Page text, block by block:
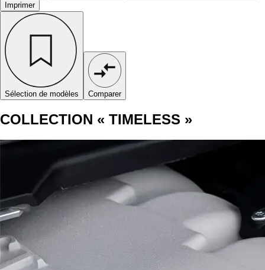
Imprimer
Sélection de modèles Comparer
COLLECTION « TIMELESS »